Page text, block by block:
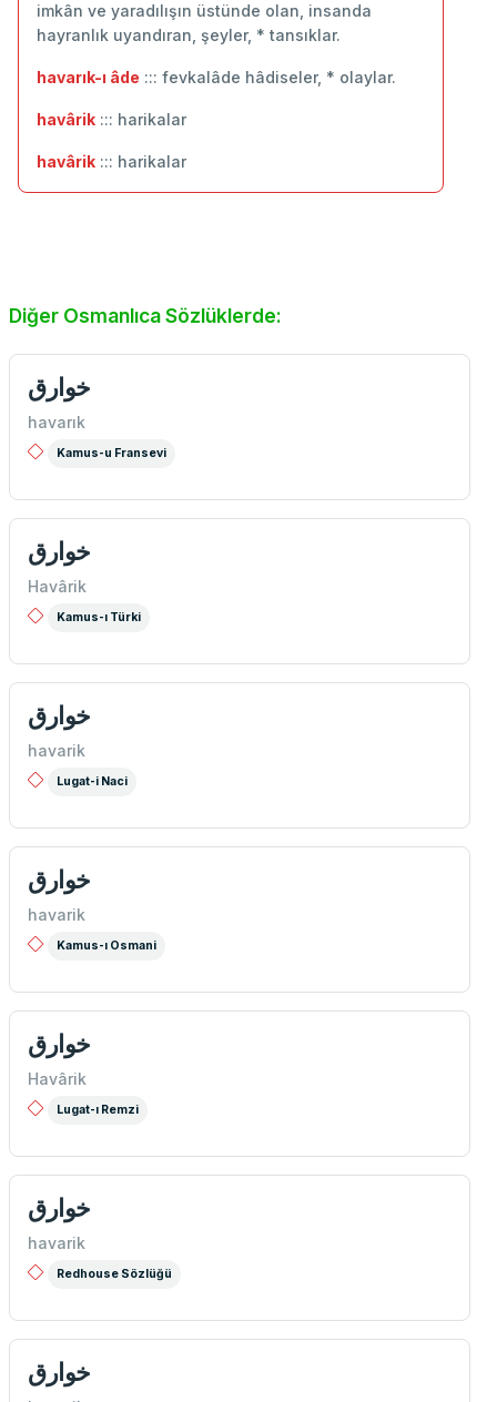
imkân ve yaradılışın üstünde olan, insanda
hayranlık uyandıran, şeyler, * tansıklar.
havarık-ı âde ::: fevkalâde hâdiseler, * olaylar.
havârik ::: harikalar
havârik ::: ‬harikalar
Diğer Osmanlıca Sözlüklerde:
خوارق
havarık
Kamus-u Fransevi
خوارق
Havârik
Kamus-ı Türki
خوارق
havarik
Lugat-i Naci
خوارق
havarik
Kamus-ı Osmani
خوارق
Havârik
Lugat-ı Remzi
خوارق
havarik
Redhouse Sözlüğü
خوارق